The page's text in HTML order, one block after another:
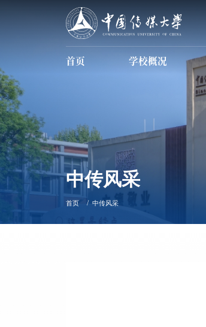
首页 学校概况
信息公开
中传风采
首页 中传风采